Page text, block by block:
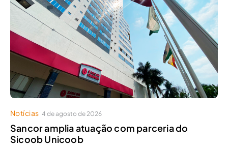
Notícias 4 de agosto de 2026
Sancor amplia atuação com parceria do
Sicoob Unicoob